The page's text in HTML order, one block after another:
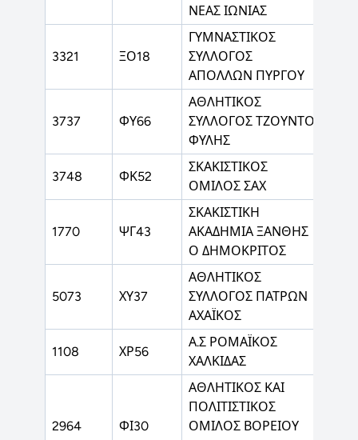
ΝΕΑΣ ΙΩΝΙΑΣ
3321 ΞΟ18
ΓΥΜΝΑΣΤΙΚΟΣ
ΣΥΛΛΟΓΟΣ
ΑΠΟΛΛΩΝ ΠΥΡΓΟΥ
3737 ΦΥ66
ΑΘΛΗΤΙΚΟΣ
ΣΥΛΛΟΓΟΣ ΤΖΟΥΝΤΟ
ΦΥΛΗΣ
3748 ΦΚ52
ΣΚΑΚΙΣΤΙΚΟΣ
ΟΜΙΛΟΣ ΣΑΧ
1770 ΨΓ43
ΣΚΑΚΙΣΤΙΚΗ
ΑΚΑΔΗΜΙΑ ΞΑΝΘΗΣ
Ο ΔΗΜΟΚΡΙΤΟΣ
5073 ΧΥ37
ΑΘΛΗΤΙΚΟΣ
ΣΥΛΛΟΓΟΣ ΠΑΤΡΩΝ
ΑΧΑΪΚΟΣ
1108 ΧΡ56
Α.Σ ΡΟΜΑΪΚΟΣ
ΧΑΛΚΙΔΑΣ
2964 ΦΙ30
ΑΘΛΗΤΙΚΟΣ ΚΑΙ
ΠΟΛΙΤΙΣΤΙΚΟΣ
ΟΜΙΛΟΣ ΒΟΡΕΙΟΥ